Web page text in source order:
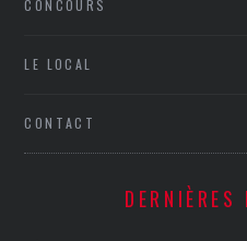
CONCOURS
LE LOCAL
CONTACT